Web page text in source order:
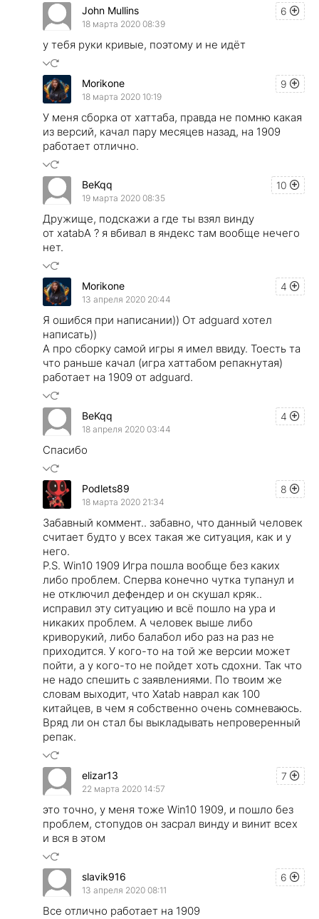
6
John Mullins
18 марта 2020 08:39
у тебя руки кривые, поэтому и не идёт
9
Morikone
18 марта 2020 10:19
У меня сборка от хаттаба, правда не помню какая
из версий, качал пару месяцев назад, на 1909
работает отлично.
10
BeKqq
19 марта 2020 08:35
Дружище, подскажи а где ты взял винду
от xatabА ? я вбивал в яндекс там вообще нечего
нет.
4
Morikone
13 апреля 2020 20:44
Я ошибся при написании)) От adguard хотел
написать))
А про сборку самой игры я имел ввиду. Тоесть та
что раньше качал (игра хаттабом репакнутая)
работает на 1909 от adguard.
4
BeKqq
18 апреля 2020 03:44
Спасибо
8
Podlets89
18 марта 2020 21:34
Забавный коммент.. забавно, что данный человек
считает будто у всех такая же ситуация, как и у
него.
P.S. Win10 1909 Игра пошла вообще без каких
либо проблем. Сперва конечно чутка тупанул и
не отключил дефендер и он скушал кряк..
исправил эту ситуацию и всё пошло на ура и
никаких проблем. А человек выше либо
криворукий, либо балабол ибо раз на раз не
приходится. У кого-то на той же версии может
пойти, а у кого-то не пойдет хоть сдохни. Так что
не надо спешить с заявлениями. По твоим же
словам выходит, что Xatab наврал как 100
китайцев, в чем я собственно очень сомневаюсь.
Вряд ли он стал бы выкладывать непроверенный
репак.
7
elizar13
22 марта 2020 14:57
это точно, у меня тоже Win10 1909, и пошло без
проблем, стопудов он засрал винду и винит всех
и вся в этом
6
slavik916
13 апреля 2020 08:11
Все отлично работает на 1909